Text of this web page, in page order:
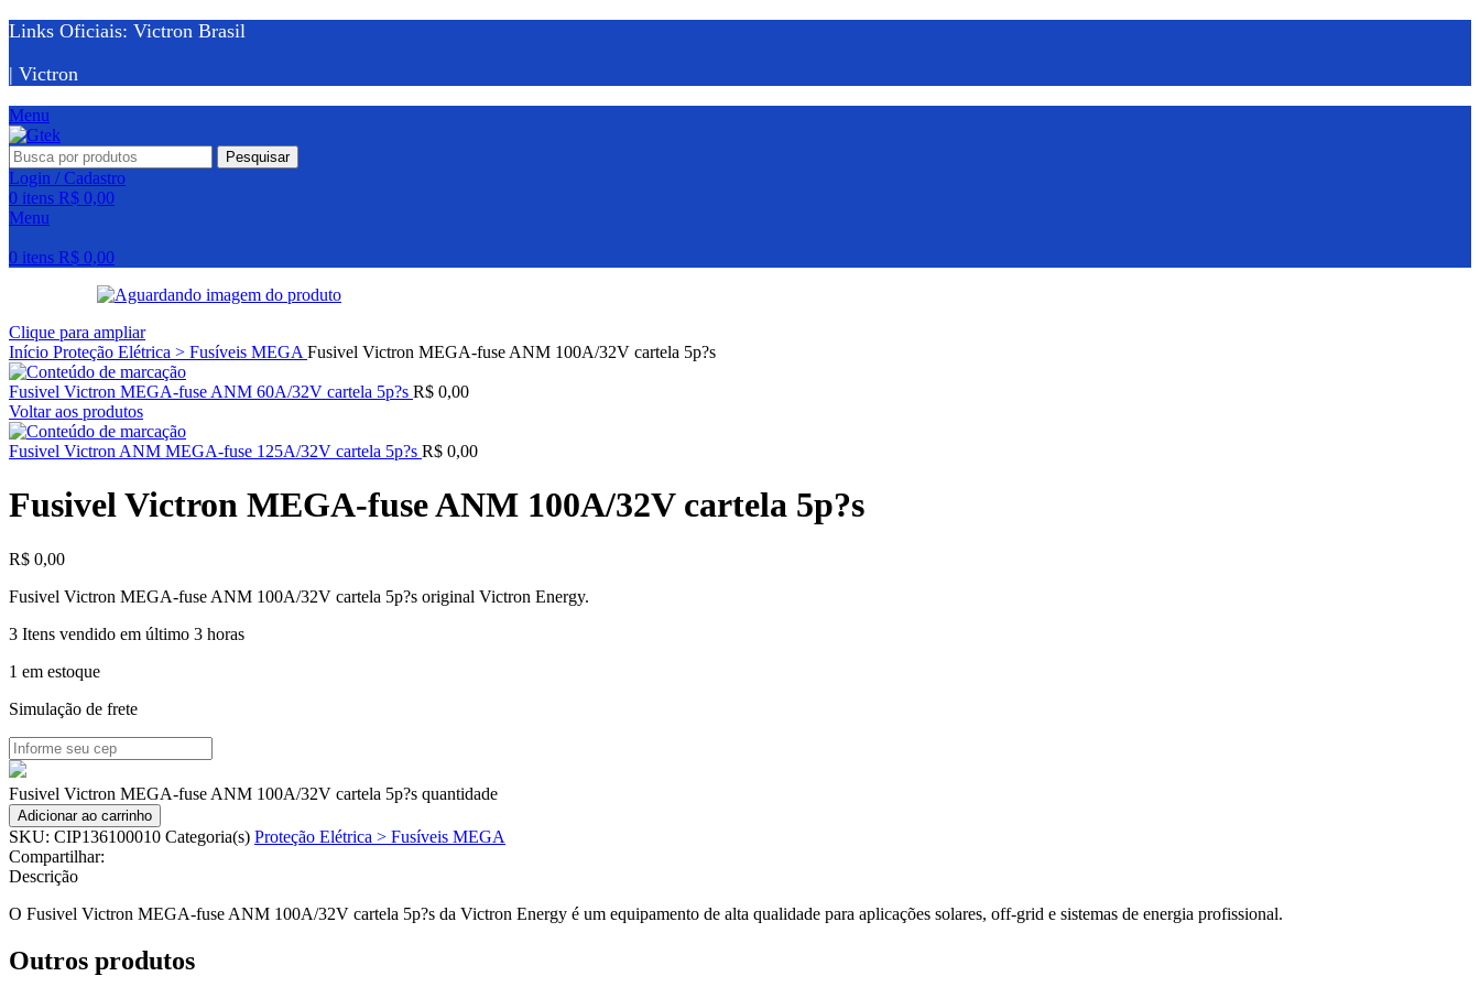
Links Oficiais: Victron Brasil
| Victron
Menu
Pesquisar
Login / Cadastro
0 itens R$ 0,00
Menu
0 itens R$ 0,00
Clique para ampliar
Início Proteção Elétrica > Fusíveis MEGA Fusivel Victron MEGA-fuse ANM 100A/32V cartela 5p?s
Fusivel Victron MEGA-fuse ANM 60A/32V cartela 5p?s R$ 0,00
Voltar aos produtos
Fusivel Victron ANM MEGA-fuse 125A/32V cartela 5p?s R$ 0,00
Fusivel Victron MEGA-fuse ANM 100A/32V cartela 5p?s
R$ 0,00
Fusivel Victron MEGA-fuse ANM 100A/32V cartela 5p?s original Victron Energy.
3 Itens vendido em último 3 horas
1 em estoque
Simulação de frete
Fusivel Victron MEGA-fuse ANM 100A/32V cartela 5p?s quantidade
Adicionar ao carrinho
SKU: CIP136100010 Categoria(s) Proteção Elétrica > Fusíveis MEGA
Compartilhar:
Descrição
O Fusivel Victron MEGA-fuse ANM 100A/32V cartela 5p?s da Victron Energy é um equipamento de alta qualidade para aplicações solares, off-grid e sistemas de energia profissional.
Outros produtos